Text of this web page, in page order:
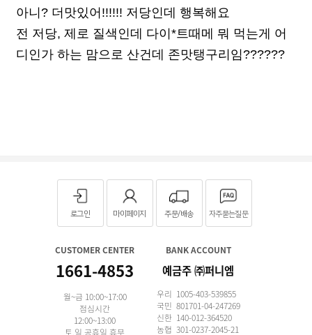
아니? 더맛있어!!!!!! 저당인데 행복해요
전 저당, 제로 질색인데 다이*트때메 뭐 먹는게 어
디인가 하는 맘으로 산건데 존맛탱구리임??????
로그인 마이페이지 주문/배송 자주묻는질문
CUSTOMER CENTER
1661-4853
월~금 10:00~17:00
점심시간
12:00~13:00
토,일,공휴일 휴무
BANK ACCOUNT
예금주 ㈜퍼니엠
우리 1005-403-539855
국민 801701-04-247269
신한 140-012-364520
농협 301-0237-2045-21